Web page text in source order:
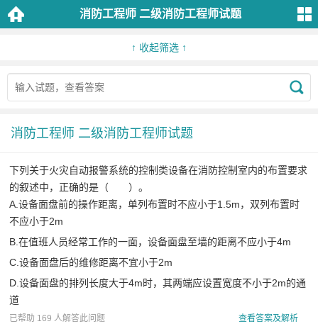
消防工程师 二级消防工程师试题
分
程
↑ 收起筛选 ↑
消防工程师 二级消防工程师试题
下列关于火灾自动报警系统的控制类设备在消防控制室内的布置要求
的叙述中，正确的是（ ）。
A.设备面盘前的操作距离，单列布置时不应小于1.5m，双列布置时
不应小于2m
B.在值班人员经常工作的一面，设备面盘至墙的距离不应小于4m
C.设备面盘后的维修距离不宜小于2m
D.设备面盘的排列长度大于4m时，其两端应设置宽度不小于2m的通
道
已帮助 169 人解答此问题 查看答案及解析